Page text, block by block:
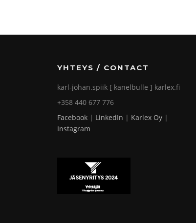
YHTEYS / CONTACT
karl-johan.spiik [ kanelbulle ] karlex.fi
+358 440 677 776
Facebook | LinkedIn | Karlex Oy |
Instagram